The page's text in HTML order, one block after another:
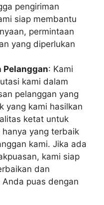
pengiriman
siap membantu
permintaan
yang diperlukan
Pelanggan: Kami
kami dalam
pelanggan yang
yang kami hasilkan
ketat untuk
yang terbaik
kami. Jika ada
kami siap
dan
puas dengan